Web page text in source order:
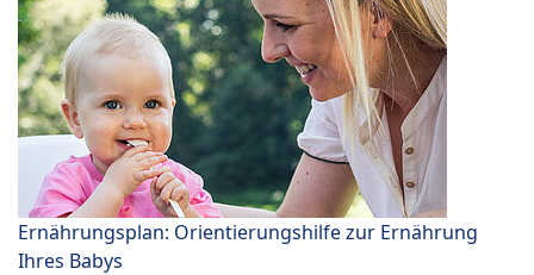
Ernährungsplan: Orientierungshilfe zur Ernährung
Ihres Babys